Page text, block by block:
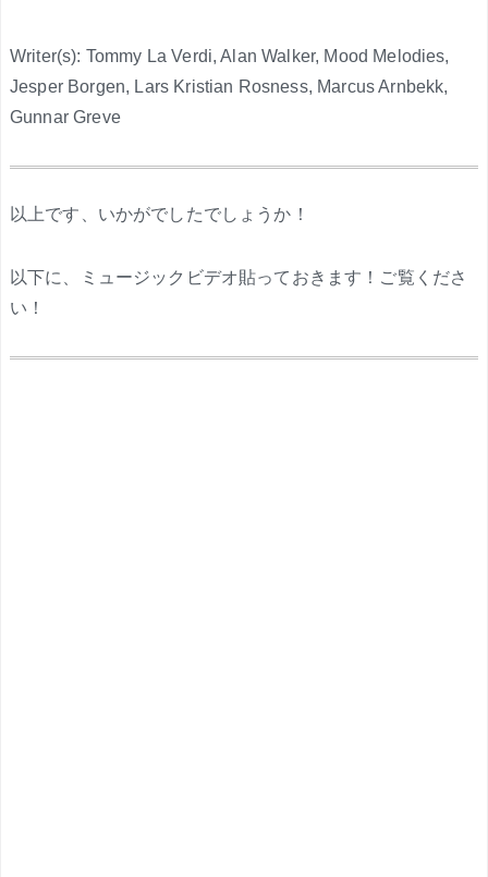
Writer(s): Tommy La Verdi, Alan Walker, Mood Melodies,
Jesper Borgen, Lars Kristian Rosness, Marcus Arnbekk,
Gunnar Greve
以上です、いかがでしたでしょうか！
以下に、ミュージックビデオ貼っておきます！ご覧くださ
い！